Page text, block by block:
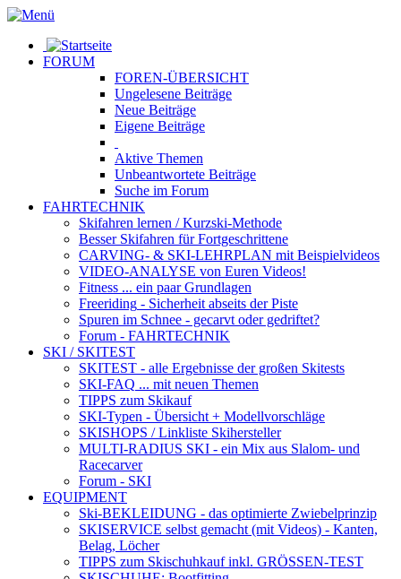
FORUM
FOREN-ÜBERSICHT
Ungelesene Beiträge
Neue Beiträge
Eigene Beiträge
Aktive Themen
Unbeantwortete Beiträge
Suche im Forum
FAHRTECHNIK
Skifahren lernen / Kurzski-Methode
Besser Skifahren für Fortgeschrittene
CARVING- & SKI-LEHRPLAN mit Beispielvideos
VIDEO-ANALYSE von Euren Videos!
Fitness ... ein paar Grundlagen
Freeriding - Sicherheit abseits der Piste
Spuren im Schnee - gecarvt oder gedriftet?
Forum - FAHRTECHNIK
SKI / SKITEST
SKITEST - alle Ergebnisse der großen Skitests
SKI-FAQ ... mit neuen Themen
TIPPS zum Skikauf
SKI-Typen - Übersicht + Modellvorschläge
SKISHOPS / Linkliste Skihersteller
MULTI-RADIUS SKI - ein Mix aus Slalom- und
Racecarver
Forum - SKI
EQUIPMENT
Ski-BEKLEIDUNG - das optimierte Zwiebelprinzip
SKISERVICE selbst gemacht (mit Videos) - Kanten,
Belag, Löcher
TIPPS zum Skischuhkaufinkl. GRÖSSEN-TEST